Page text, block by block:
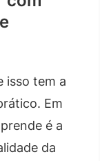
isso tem a
Em
é a
da